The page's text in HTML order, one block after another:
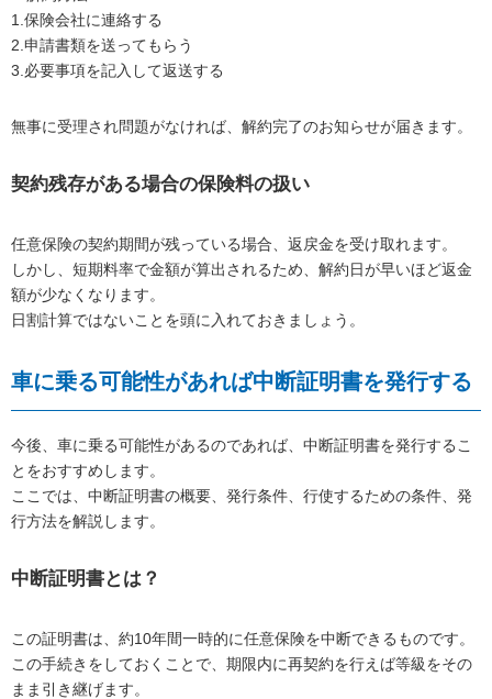
1.保険会社に連絡する
2.申請書類を送ってもらう
3.必要事項を記入して返送する
無事に受理され問題がなければ、解約完了のお知らせが届きます。
契約残存がある場合の保険料の扱い
任意保険の契約期間が残っている場合、返戻金を受け取れます。
しかし、短期料率で金額が算出されるため、解約日が早いほど返金
額が少なくなります。
日割計算ではないことを頭に入れておきましょう。
車に乗る可能性があれば中断証明書を発行する
今後、車に乗る可能性があるのであれば、中断証明書を発行するこ
とをおすすめします。
ここでは、中断証明書の概要、発行条件、行使するための条件、発
行方法を解説します。
中断証明書とは？
この証明書は、約10年間一時的に任意保険を中断できるものです。
この手続きをしておくことで、期限内に再契約を行えば等級をその
まま引き継げます。